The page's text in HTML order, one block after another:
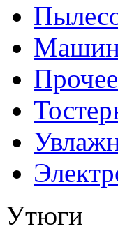
Прочее
Утюги